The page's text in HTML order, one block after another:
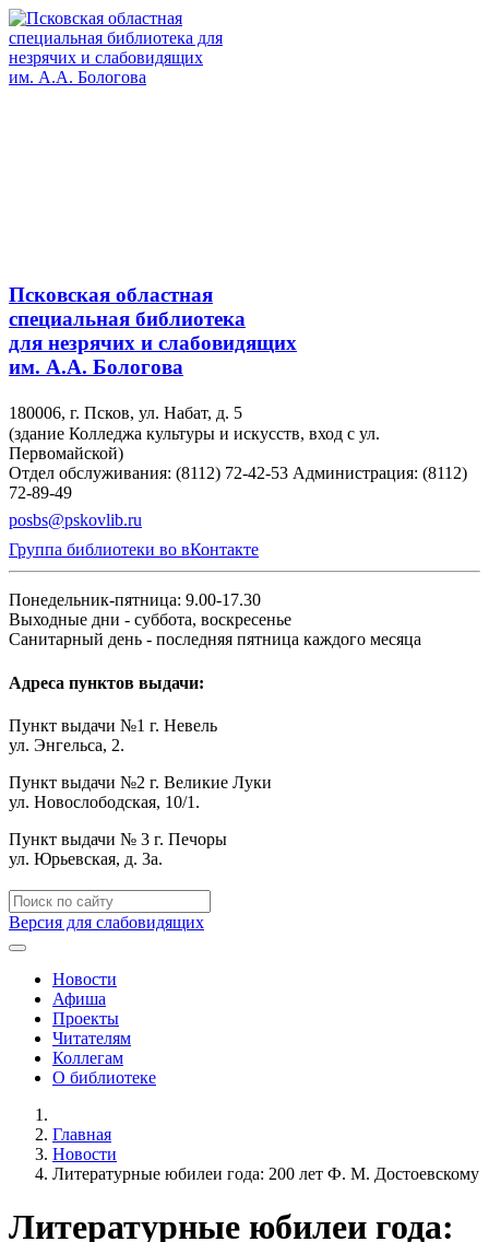
Псковская областная
специальная библиотека
для незрячих и слабовидящих
им. А.А. Бологова
180006, г. Псков, ул. Набат, д. 5
(здание Колледжа культуры и искусств, вход с ул.
Первомайской)
Отдел обслуживания: (8112) 72-42-53 Администрация: (8112)
72-89-49
posbs@pskovlib.ru
Группа библиотеки во вКонтакте
Понедельник-пятница: 9.00-17.30
Выходные дни - суббота, воскресенье
Санитарный день - последняя пятница каждого месяца
Адреса пунктов выдачи:
Пункт выдачи №1 г. Невель
ул. Энгельса, 2.
Пункт выдачи №2 г. Великие Луки
ул. Новослободская, 10/1.
Пункт выдачи № 3 г. Печоры
ул. Юрьевская, д. 3а.
Версия для слабовидящих
Новости
Афиша
Проекты
Читателям
Коллегам
О библиотеке
Главная
Новости
Литературные юбилеи года: 200 лет Ф. М. Достоевскому
Литературные юбилеи года: